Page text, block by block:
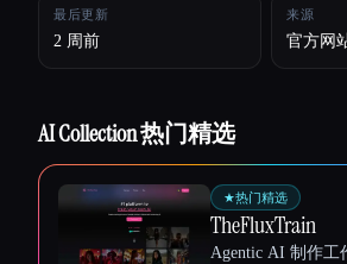
Esc
最后更新
2 周前
来源
官方网
AI Collection 热门精选
★热门精选
TheFluxTrain
Agentic AI 制作工